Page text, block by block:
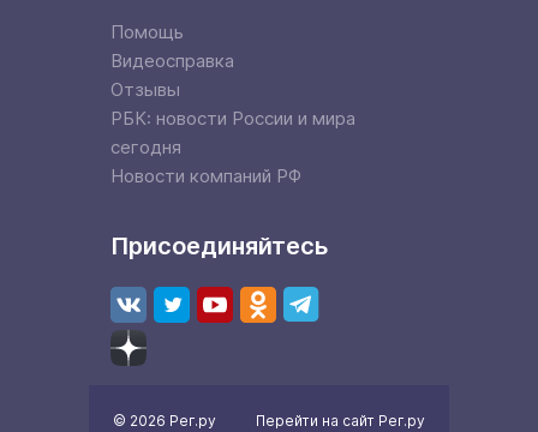
Помощь
Видеосправка
Отзывы
РБК: новости России и мира
сегодня
Новости компаний РФ
Присоединяйтесь
© 2026 Рег.ру Перейти на сайт Рег.ру